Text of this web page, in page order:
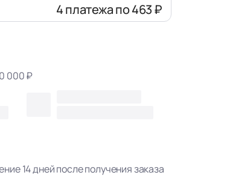
4 платежапо 463 ₽
000 ₽
14 дней после получения заказа